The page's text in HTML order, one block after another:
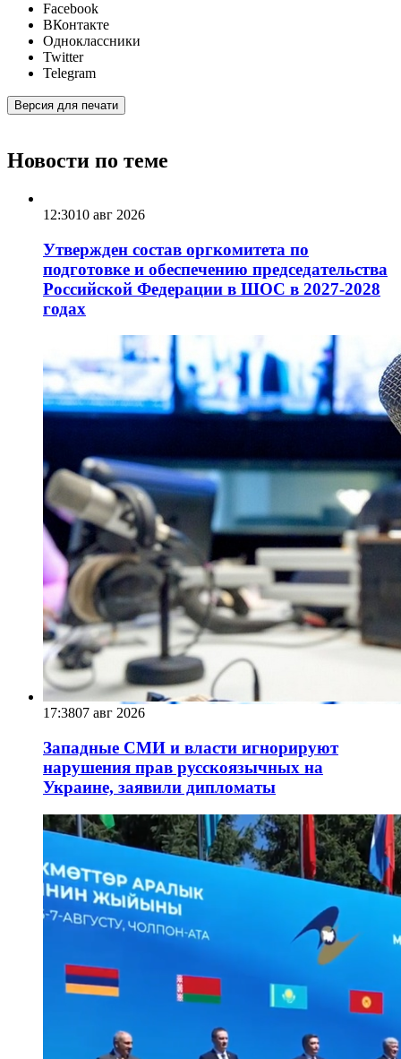
Facebook
ВКонтакте
Одноклассники
Twitter
Telegram
Версия для печати
Новости по теме
12:3010 авг 2026
Утвержден состав оргкомитета по
подготовке и обеспечению председательства
Российской Федерации в ШОС в 2027-2028
годах
17:3807 авг 2026
Западные СМИ и власти игнорируют
нарушения прав русскоязычных на
Украине, заявили дипломаты